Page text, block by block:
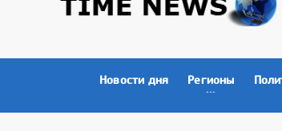
Новости дня Регионы